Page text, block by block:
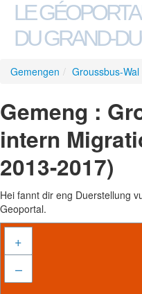
LE
DU GRAND-
Gemengen / Groussbus-Wal
Gemeng :
intern
2013-2017)
Hei fannt dir eng Duerstellung
Geoportal.
+
–